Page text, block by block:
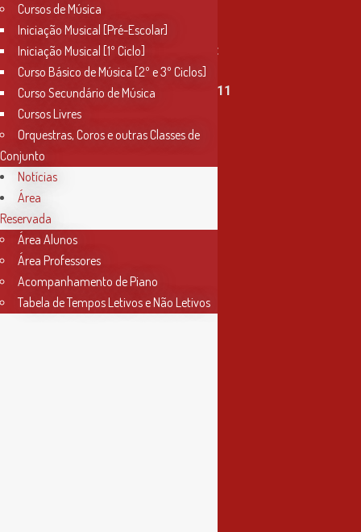
2000-080 Santarém
info@conservatoriosantarem.pt
T. (+351) 915 335 478 / 913 890 411
Horário Secretaria
2ª, 3ª, 5ª e 6ª feira
das 9h às 17h30
4ª feira
das 9h às 13h
Cursos de Música
Iniciação Musical [Pré-Escolar]
Iniciação Musical [1º Ciclo]
Curso Básico de Música [2º e 3º Ciclos]
Curso Secundário de Música
Cursos Livres
Orquestras, Coros e outras Classes de
Conjunto
Notícias
Área
Reservada
Área Alunos
Área Professores
Acompanhamento de Piano
Tabela de Tempos Letivos e Não Letivos